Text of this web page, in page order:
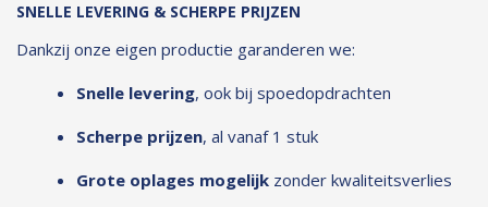
SNELLE LEVERING & SCHERPE PRIJZEN
Dankzij onze eigen productie garanderen we:
Snelle levering, ook bij spoedopdrachten
Scherpe prijzen, al vanaf 1 stuk
Grote oplages mogelijk zonder kwaliteitsverlies